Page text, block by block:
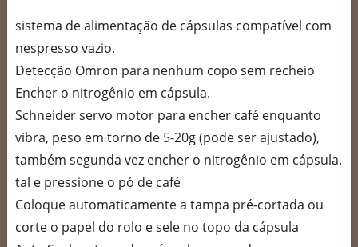
sistema de alimentação de cápsulas compatível com
nespresso vazio.
Detecção Omron para nenhum copo sem recheio
Encher o nitrogênio em cápsula.
Schneider servo motor para encher café enquanto
vibra, peso em torno de 5-20g (pode ser ajustado),
também segunda vez encher o nitrogênio em cápsula.
tal e pressione o pó de café
Coloque automaticamente a tampa pré-cortada ou
corte o papel do rolo e sele no topo da cápsula